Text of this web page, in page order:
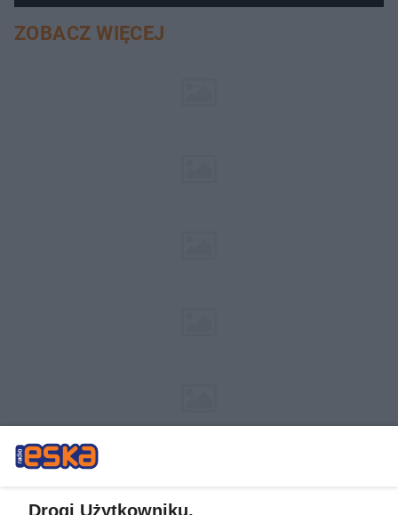
ZOBACZ WIĘCEJ
Drogi Użytkowniku,